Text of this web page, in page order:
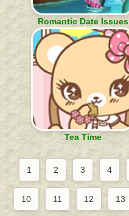
Romantic Date Issues
Tea Time
1 2 3 4
10 11 12 13